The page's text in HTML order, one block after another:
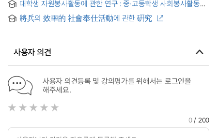
service subject
대학생 자원봉사활동에 관한 연구 : 중·고등학생 사회봉사활동
경험을 중심으로 = A Study of Voluntary Activities of
Undergraduate
將兵의 效率的 社會奉仕活動에 관한 硏究
사용자 의견
사용자 의견등록 및 강의평가를 위해서는 로그인을
해주세요.
0/ 200